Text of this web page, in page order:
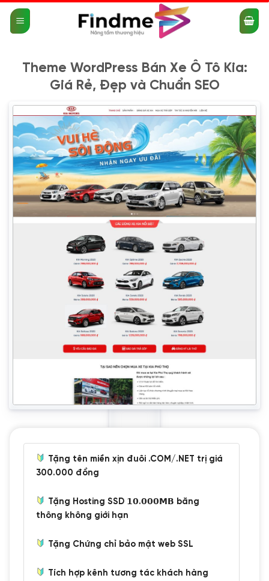
qua
nội
Theme WordPress Bán Xe Ô Tô Kia:
Giá Rẻ, Đẹp và Chuẩn SEO
Tặng tên miền xịn đuôi .COM/.NET trị giá
300.000 đồng
Tặng Hosting SSD 𝟭𝟬.𝟬𝟬𝟬𝗠𝗕 băng
thông không giới hạn
Tặng Chứng chỉ bảo mật web SSL
Tích hợp kênh tương tác khách hàng